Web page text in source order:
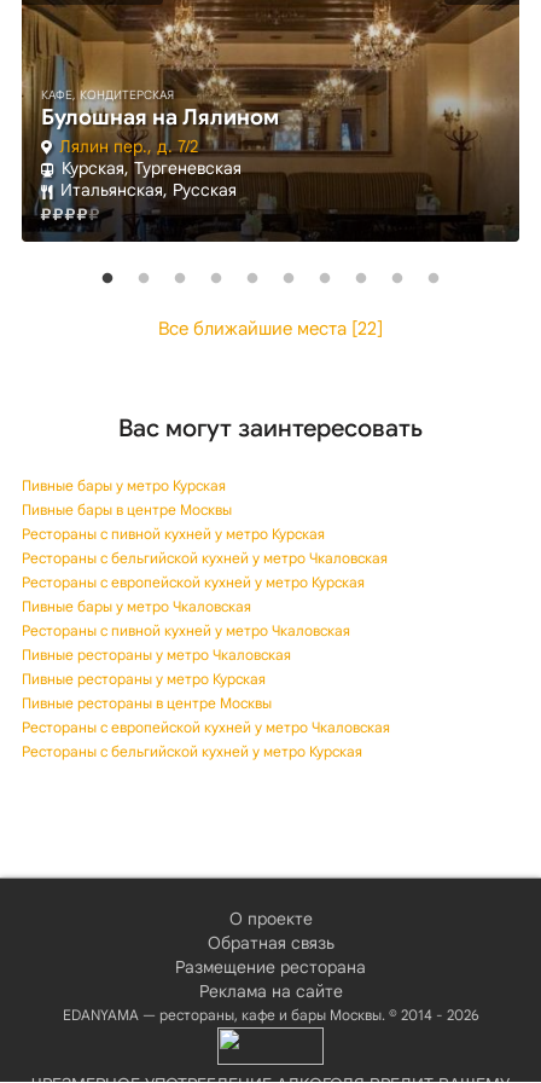
КАФЕ, КОНДИТЕРСКАЯ
Булошная на Лялином
Лялин пер., д. 7/2
Курская, Тургеневская
Итальянская, Русская
Все ближайшие места [22]
Вас могут заинтересовать
Пивные бары у метро Курская
Пивные бары в центре Москвы
Рестораны с пивной кухней у метро Курская
Рестораны с бельгийской кухней у метро Чкаловская
Рестораны с европейской кухней у метро Курская
Пивные бары у метро Чкаловская
Рестораны с пивной кухней у метро Чкаловская
Пивные рестораны у метро Чкаловская
Пивные рестораны у метро Курская
Пивные рестораны в центре Москвы
Рестораны с европейской кухней у метро Чкаловская
Рестораны с бельгийской кухней у метро Курская
О проекте
Обратная связь
Размещение ресторана
Реклама на сайте
EDANYAMA — рестораны, кафе и бары Москвы. © 2014 - 2026